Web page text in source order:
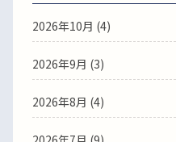
2026年10月 (4)
2026年9月 (3)
2026年8月 (4)